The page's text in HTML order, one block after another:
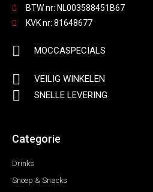
BTW nr: NL003588451B67
KVK nr: 81648677
MOCCASPECIALS
VEILIG WINKELEN
SNELLE LEVERING
Categorie
Drinks
Snoep & Snacks